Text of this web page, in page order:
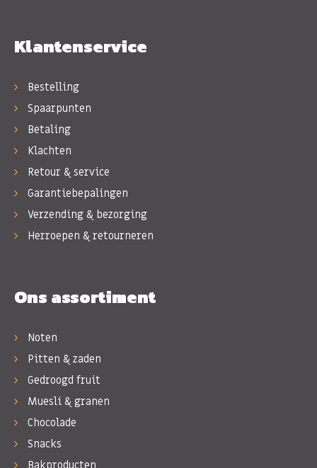
Klantenservice
Bestelling
Spaarpunten
Betaling
Klachten
Retour & service
Garantiebepalingen
Verzending & bezorging
Herroepen & retourneren
Ons assortiment
Noten
Pitten & zaden
Gedroogd fruit
Muesli & granen
Chocolade
Snacks
Bakproducten